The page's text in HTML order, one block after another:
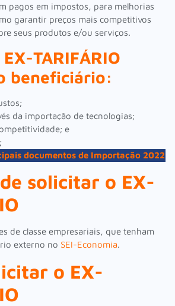
pagos em impostos, para melhorias
garantir preços mais competitivos
seus produtos e/ou serviços.
TARIFÁRIO
beneficiário:
da importação de tecnologias;
e
documentos de Importação 2022
solicitar o EX-
de classe empresariais, que tenham
externo no SEI-Economia.
o EX-